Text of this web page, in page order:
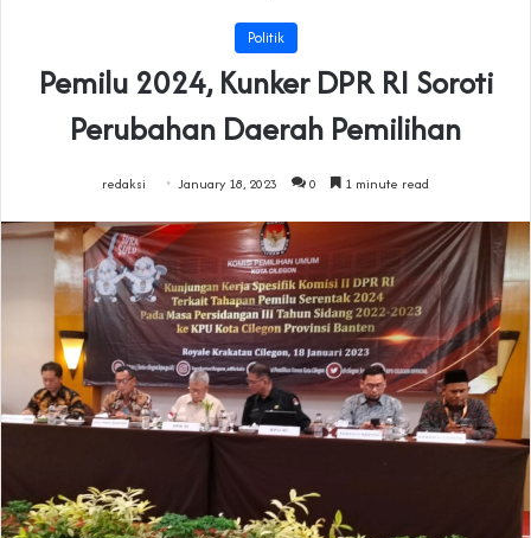
Politik
Pemilu 2024, Kunker DPR RI Soroti
Perubahan Daerah Pemilihan
redaksi January 18, 2023 0 1 minute read